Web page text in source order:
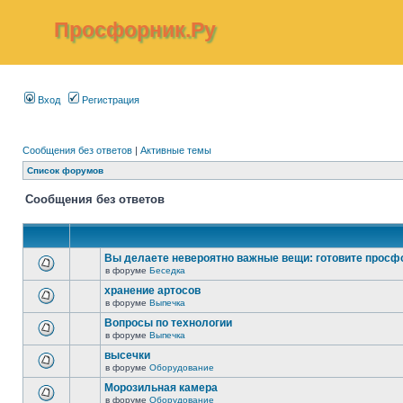
Просфорник.Ру
Вход Регистрация
Сообщения без ответов | Активные темы
Список форумов
Сообщения без ответов
Вы делаете невероятно важные вещи: готовите
в форуме Беседка
хранение артосов
в форуме Выпечка
Вопросы по технологии
в форуме Выпечка
высечки
в форуме Оборудование
Морозильная камера
в форуме Оборудование